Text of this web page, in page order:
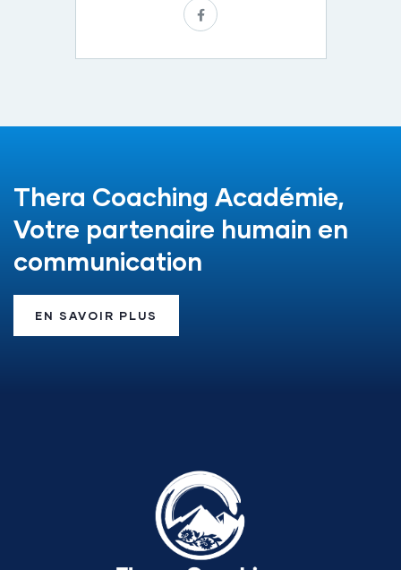
Thera Coaching Académie,
Votre partenaire humain en
communication
EN SAVOIR PLUS